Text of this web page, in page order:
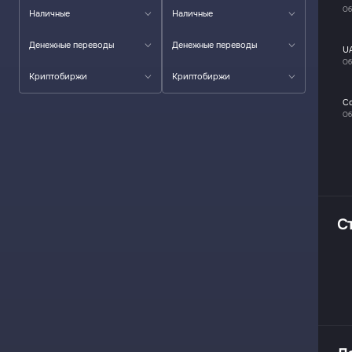
Наличные
Денежные переводы
Криптобиржи
Наличные
Денежные переводы
Криптобиржи